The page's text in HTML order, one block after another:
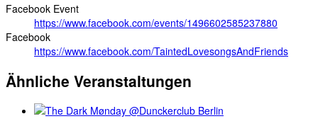
Facebook Event
https://www.facebook.com/events/1496602585237880
Facebook
https://www.facebook.com/TaintedLovesongsAndFriends
Ähnliche Veranstaltungen